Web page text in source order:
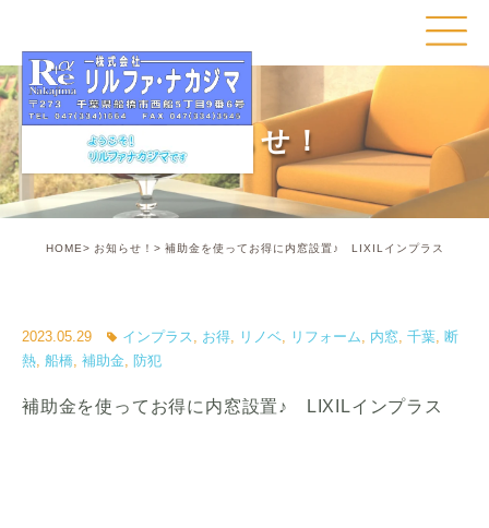
お知らせ！
HOME お知らせ！ 補助金を使ってお得に内窓設置♪ LIXILインプラス
2023.05.29 インプラス, お得, リノベ, リフォーム, 内窓, 千葉, 断
熱, 船橋, 補助金, 防犯
補助金を使ってお得に内窓設置♪ LIXILインプラス